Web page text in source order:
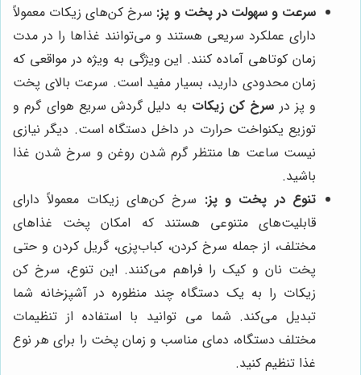
سرعت و سهولت در پخت و پز: سرخ کن‌های زیکات معمولاً
دارای عملکرد سریعی هستند و می‌توانند غذاها را در مدت
زمان کوتاهی آماده کنند. این ویژگی به ویژه در مواقعی که
زمان محدودی دارید، بسیار مفید است. سرعت بالای پخت
و پز در سرخ کن زیکات به دلیل گردش سریع هوای گرم و
توزیع یکنواخت حرارت در داخل دستگاه است. دیگر نیازی
نیست ساعت ها منتظر گرم شدن روغن و سرخ شدن غذا
باشید.
تنوع در پخت و پز: سرخ کن‌های زیکات معمولاً دارای
قابلیت‌های متنوعی هستند که امکان پخت غذاهای
مختلف، از جمله سرخ کردن، کباب‌پزی، گریل کردن و حتی
پخت نان و کیک را فراهم می‌کنند. این تنوع، سرخ کن
زیکات را به یک دستگاه چند منظوره در آشپزخانه شما
تبدیل می‌کند. شما می توانید با استفاده از تنظیمات
مختلف دستگاه، دمای مناسب و زمان پخت را برای هر نوع
غذا تنظیم کنید.